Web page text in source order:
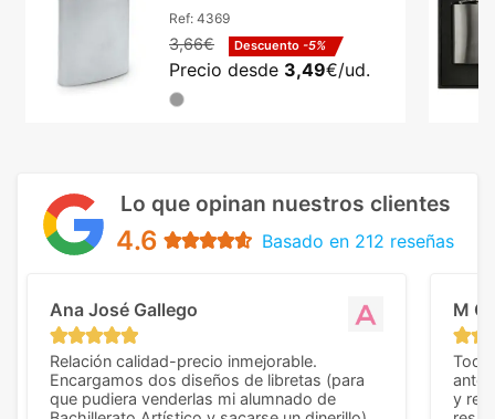
Ref: 4369
3,66€ Descuento -5%
Precio desde 3,49€/ud.
Lo que opinan nuestros clientes
4.6 Basado en 212 reseñas
Ana José Gallego
Relación calidad-precio inmejorable.
Encargamos dos diseños de libretas (para
que pudiera venderlas mi alumnado de
M C
Todo
y